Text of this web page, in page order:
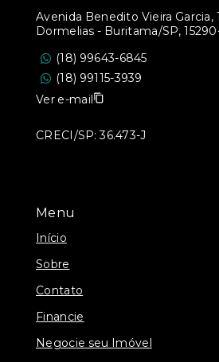
Menu
Início
Sobre
Contato
Financie
Negocie seu Imóvel
Avenida Benedito Vieira Garcia,
Dormelias - Buritama/SP,
(18) 99643-6845
(18) 99115-3939
Ver e-mail
CRECI/SP: 36.473-J